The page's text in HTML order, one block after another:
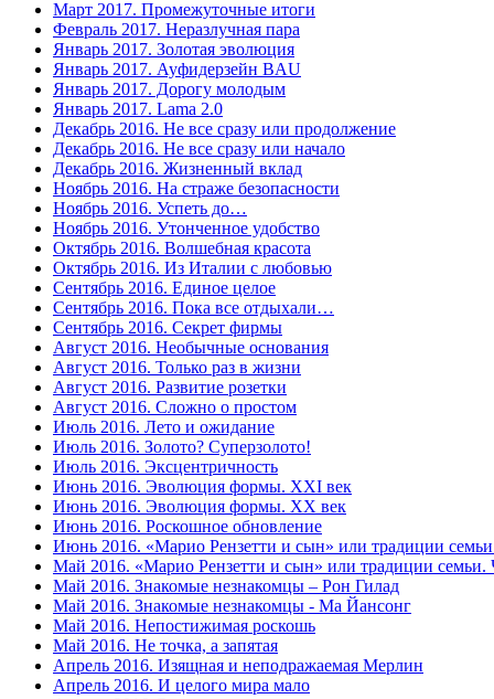
Март 2017. Промежуточные итоги
Февраль 2017. Неразлучная пара
Январь 2017. Золотая эволюция
Январь 2017. Ауфидерзейн BAU
Январь 2017. Дорогу молодым
Январь 2017. Lama 2.0
Декабрь 2016. Не все сразу или продолжение
Декабрь 2016. Не все сразу или начало
Декабрь 2016. Жизненный вклад
Ноябрь 2016. На страже безопасности
Ноябрь 2016. Успеть до…
Ноябрь 2016. Утонченное удобство
Октябрь 2016. Волшебная красота
Октябрь 2016. Из Италии с любовью
Сентябрь 2016. Единое целое
Сентябрь 2016. Пока все отдыхали…
Сентябрь 2016. Секрет фирмы
Август 2016. Необычные основания
Август 2016. Только раз в жизни
Август 2016. Развитие розетки
Август 2016. Сложно о простом
Июль 2016. Лето и ожидание
Июль 2016. Золото? Суперзолото!
Июль 2016. Эксцентричность
Июнь 2016. Эволюция формы. XXI век
Июнь 2016. Эволюция формы. XX век
Июнь 2016. Роскошное обновление
Июнь 2016. «Марио Рензетти и сын» или традиции
Май 2016. «Марио Рензетти и сын» или традиции семьи.
Май 2016. Знакомые незнакомцы – Рон Гилад
Май 2016. Знакомые незнакомцы - Ма Йансонг
Май 2016. Непостижимая роскошь
Май 2016. Не точка, а запятая
Апрель 2016. Изящная и неподражаемая Мерлин
Апрель 2016. И целого мира мало